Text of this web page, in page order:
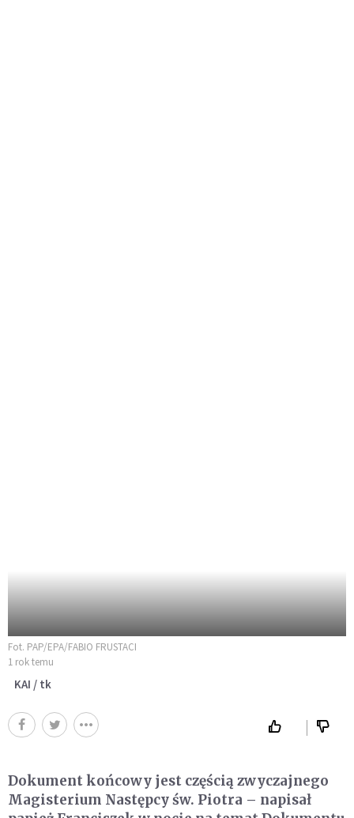
Fot. PAP/EPA/FABIO FRUSTACI
1 rok temu
KAI / tk
Dokument końcowy jest częścią zwyczajnego
Magisterium Następcy św. Piotra – napisał